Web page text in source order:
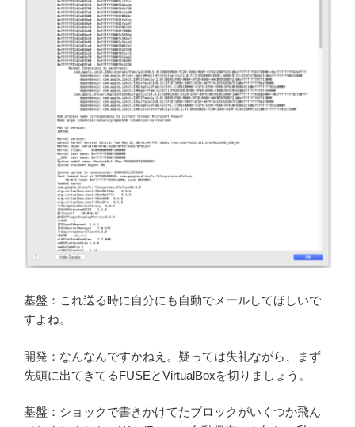
基盤：これ送る時に自分にも自動でメールしてほしいで
すよね。
開発：なんなんですかねえ。疑っては失礼ながら、まず
先頭に出てきてるFUSEとVirtualBoxを切りましょう。
基盤：ショックで書きかけてたブロックがいくつか飛ん